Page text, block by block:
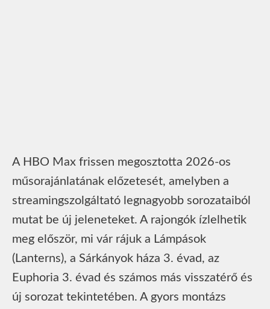
A HBO Max frissen megosztotta 2026-os
műsorajánlatának előzetesét, amelyben a
streamingszolgáltató legnagyobb sorozataiból
mutat be új jeleneteket. A rajongók ízlelhetik
meg először, mi vár rájuk a Lámpások
(Lanterns), a Sárkányok háza 3. évad, az
Euphoria 3. évad és számos más visszatérő és
új sorozat tekintetében. A gyors montázs